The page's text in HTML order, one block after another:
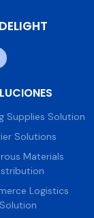
DELIGHT
Supplies Solution
Solutions
Materials
Logistics
Solution